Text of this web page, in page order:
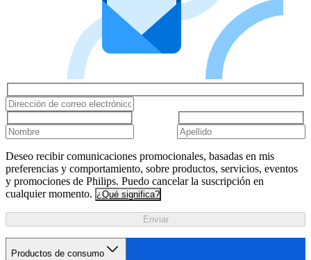
Deseo recibir comunicaciones promocionales, basadas en mis
preferencias y comportamiento, sobre productos, servicios, eventos
y promociones de Philips. Puedo cancelar la suscripción en
cualquier momento. ¿Qué significa?
Enviar
Productos de consumo